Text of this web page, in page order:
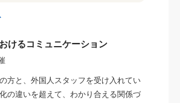
けるコミュニケーション
方と、外国人スタッフを受け入れてい
の違いを超えて、わかり合える関係づ